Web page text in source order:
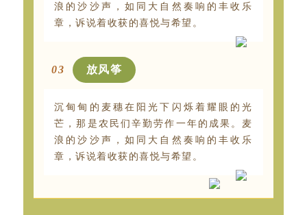
浪的沙沙声，如同大自然奏响的丰收乐
章，诉说着收获的喜悦与希望。
03 放风筝
沉甸甸的麦穗在阳光下闪烁着耀眼的光
芒，那是农民们辛勤劳作一年的成果。麦
浪的沙沙声，如同大自然奏响的丰收乐
章，诉说着收获的喜悦与希望。